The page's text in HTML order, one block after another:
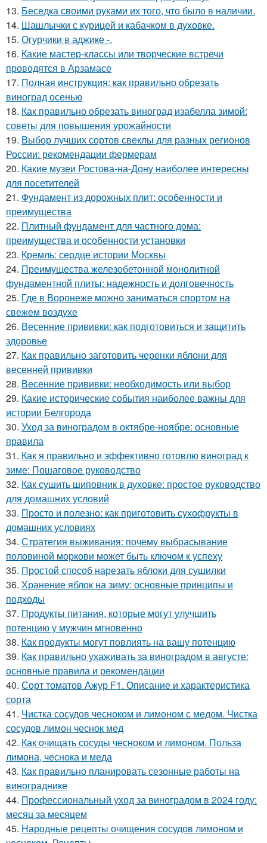
13. Беседка своими руками их того, что было в наличии.
14. Шашлычки с курицей и кабачком в духовке.
15. Огурчики в аджике -.
16. Какие мастер-классы или творческие встречи
проводятся в Арзамасе
17. Полная инструкция: как правильно обрезать
виноград осенью
18. Как правильно обрезать виноград изабелла зимой:
советы для повышения урожайности
19. Выбор лучших сортов свеклы для разных регионов
России: рекомендации фермерам
20. Какие музеи Ростова-на-Дону наиболее интересны
для посетителей
21. Фундамент из дорожных плит: особенности и
преимущества
22. Плитный фундамент для частного дома:
преимущества и особенности установки
23. Кремль: сердце истории Москвы
24. Преимущества железобетонной монолитной
фундаментной плиты: надежность и долговечность
25. Где в Воронеже можно заниматься спортом на
свежем воздухе
26. Весенние прививки: как подготовиться и защитить
здоровье
27. Как правильно заготовить черенки яблони для
весенней прививки
28. Весенние прививки: необходимость или выбор
29. Какие исторические события наиболее важны для
истории Белгорода
30. Уход за виноградом в октябре-ноябре: основные
правила
31. Как я правильно и эффективно готовлю виноград к
зиме: Пошаговое руководство
32. Как сушить шиповник в духовке: простое руководство
для домашних условий
33. Просто и полезно: как приготовить сухофрукты в
домашних условиях
34. Стратегия выживания: почему выбрасывание
половиной моркови может быть ключом к успеху
35. Простой способ нарезать яблоки для сушилки
36. Хранение яблок на зиму: основные принципы и
подходы
37. Продукты питания, которые могут улучшить
потенцию у мужчин мгновенно
38. Как продукты могут повлиять на вашу потенцию
39. Как правильно ухаживать за виноградом в августе:
основные правила и рекомендации
40. Сорт томатов Ажур F1. Описание и характеристика
сорта
41. Чистка сосудов чесноком и лимоном с медом. Чистка
сосудов лимон чеснок мед
42. Как очищать сосуды чесноком и лимоном. Польза
лимона, чеснока и меда
43. Как правильно планировать сезонные работы на
винограднике
44. Профессиональный уход за виноградом в 2024 году:
месяц за месяцем
45. Народные рецепты очищения сосудов лимоном и